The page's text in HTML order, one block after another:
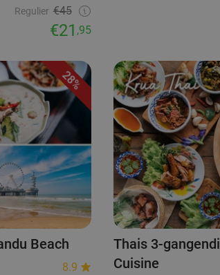
Regulier €45
€21 ,95
28%
Beach
8.9
Thais 3-
Cuisine